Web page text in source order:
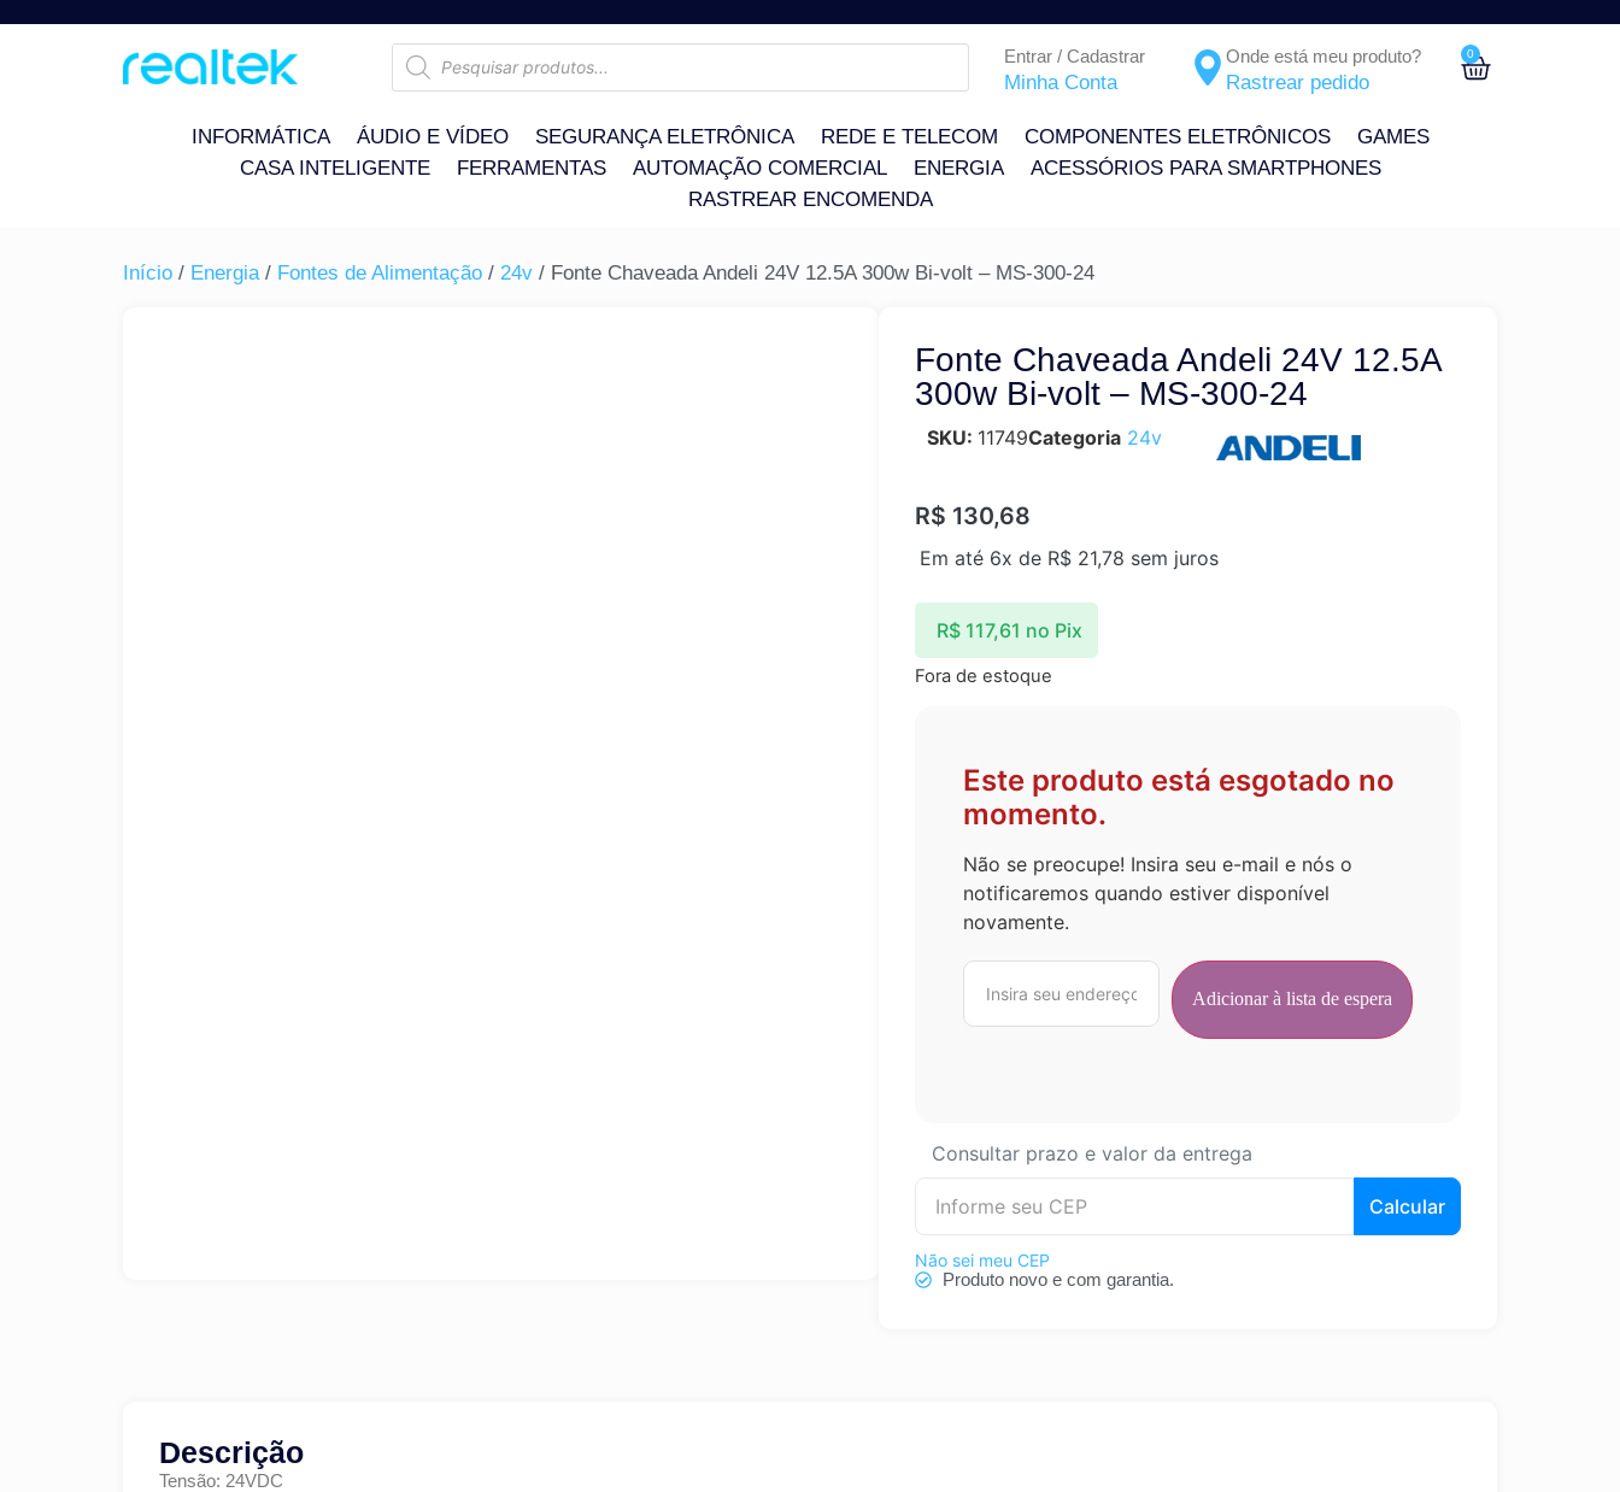
Entrar / Cadastrar
Minha Conta
Onde está meu produto?
Rastrear pedido
0
INFORMÁTICA ÁUDIO E VÍDEO SEGURANÇA ELETRÔNICA REDE E TELECOM COMPONENTES ELETRÔNICOS
GAMES
CASA INTELIGENTE
FERRAMENTAS AUTOMAÇÃO COMERCIAL ENERGIA
ACESSÓRIOS PARA SMARTPHONES
RASTREAR ENCOMENDA
Início / Energia/ Fontes de Alimentação / 24v / Fonte Chaveada Andeli 24V 12.5A 300w Bi-volt – MS-300-24
Fonte Chaveada Andeli 24V 12.5A
300w Bi-volt – MS-300-24
SKU: 11749Categoria 24v
R$ 130,68
Em até 6x de R$ 21,78 sem juros
R$117,61 no Pix
Fora de estoque
Este produto está esgotado no
momento.
Não se preocupe! Insira seu e-mail e nós o
notificaremos quando estiver disponível
novamente.
Consultar prazo e valor da entrega
Calcular
Não sei meu CEP
Produto novo e com garantia.
Descrição
Tensão: 24VDC